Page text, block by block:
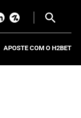
APOSTE COM O H2BET